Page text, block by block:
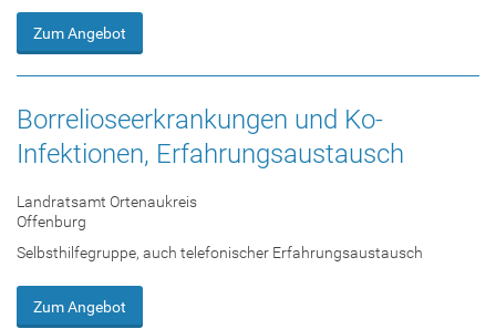
Zum Angebot
Borrelioseerkrankungen und Ko-
Infektionen, Erfahrungsaustausch
Landratsamt Ortenaukreis
Offenburg
Selbsthilfegruppe, auch telefonischer Erfahrungsaustausch
Zum Angebot